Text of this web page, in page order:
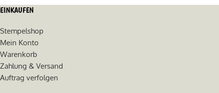
EINKAUFEN
Stempelshop
Mein Konto
Warenkorb
Zahlung & Versand
Auftrag verfolgen